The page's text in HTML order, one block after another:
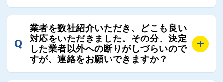
屋根コネクトではそのような不安を抱えてしまう屋根
の修理において、適正で公正な工事業者選びのお手伝
いをさせていただくサイトでございます。
まだまだそのような業界だからこそ比較が重要になり
ますので、是非屋根コネクトを活用ください。
屋根コネクトでは、お客様の安心を支える「優良工事
業者チェック制度」を設けております。
屋根コネクトにて定期的にお客様アンケートを実施
し、そこで評価の低かった業者は事実確認の上で、屋
根コネクトの判断により即時登録を解除できる契約と
Q
業者を数社紹介いただき、どこも良い
対応をいただきました。その分、決定
した業者以外への断りがしづらいので
すが、連絡をお願いできますか？